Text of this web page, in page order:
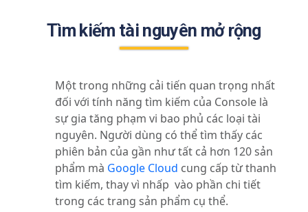
Tìm kiếm tài nguyên mở rộng
Một trong những cải tiến quan trọng nhất
đối với tính năng tìm kiếm của Console là
sự gia tăng phạm vi bao phủ các loại tài
nguyên. Người dùng có thể tìm thấy các
phiên bản của gần như tất cả hơn 120 sản
phẩm mà Google Cloud cung cấp từ thanh
tìm kiếm, thay vì nhấp vào phần chi tiết
trong các trang sản phẩm cụ thể.